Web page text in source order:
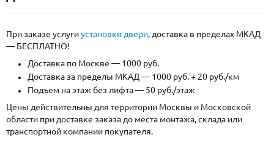
При заказе услугиустановки двери, доставка в пределах МКАД
— БЕСПЛАТНО!
Доставка по Москве — 1000 руб.
Доставка за пределы МКАД — 1000 руб. + 20 руб./км
Подъем на этаж без лифта — 50 руб./этаж
Цены действительны для территории Москвы и Московской
области при доставке заказа до места монтажа, склада или
транспортной компании покупателя.